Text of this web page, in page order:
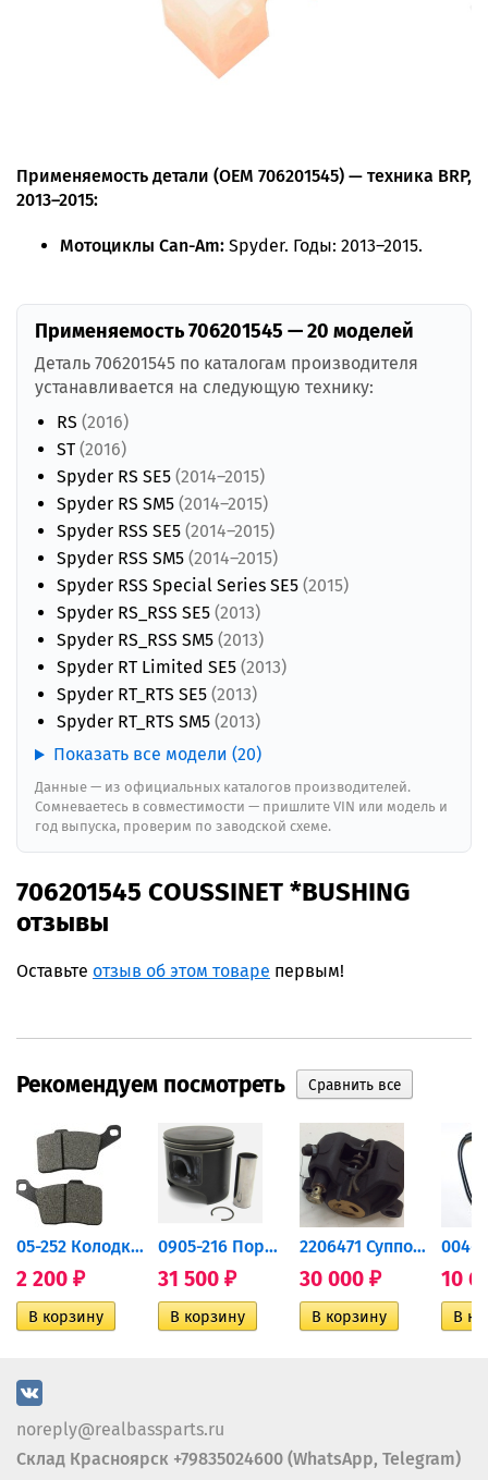
Применяемость детали (OEM 706201545) — техника BRP,
2013–2015:
Мотоциклы Can-Am: Spyder. Годы: 2013–2015.
Применяемость 706201545 — 20 моделей
Деталь 706201545 по каталогам производителя
устанавливается на следующую технику:
RS (2016)
ST (2016)
Spyder RS SE5 (2014–2015)
Spyder RS SM5 (2014–2015)
Spyder RSS SE5 (2014–2015)
Spyder RSS SM5 (2014–2015)
Spyder RSS Special Series SE5 (2015)
Spyder RS_RSS SE5 (2013)
Spyder RS_RSS SM5 (2013)
Spyder RT Limited SE5 (2013)
Spyder RT_RTS SE5 (2013)
Spyder RT_RTS SM5 (2013)
Показать все модели (20)
Данные — из официальных каталогов производителей.
Сомневаетесь в совместимости — пришлите VIN или модель и
год выпуска, проверим по заводской схеме.
706201545 COUSSINET *BUSHING
отзывы
Оставьте отзыв об этом товаре первым!
Рекомендуем посмотреть
05-252 Колодки тормозные...
2 200 ₽
0905-216 Поршень Arctic Cat...
31 500 ₽
2206471 Суппорт тормозной...
30 000 ₽ 10
noreply@realbassparts.ru
Склад Красноярск +79835024600 (WhatsApp, Telegram)